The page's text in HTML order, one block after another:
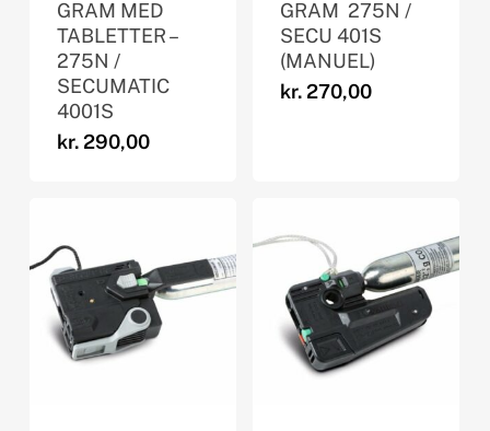
GRAM MED
TABLETTER –
275N /
SECUMATIC
4001S
kr.290,00
GRAM  275N /
SECU 401S
(MANUEL)
kr.270,00